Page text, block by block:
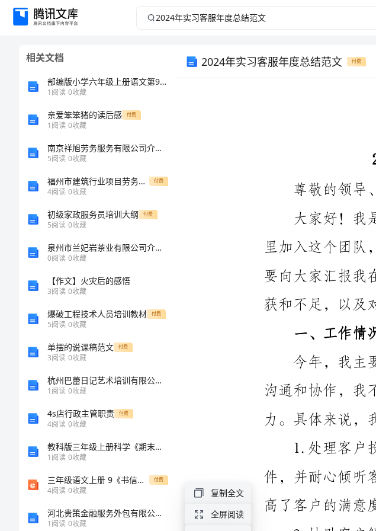
2024
相关文档
部编版小学六年级上册语文第9课《竹节人》课文原文及教案
1阅读 0收藏
亲爱笨笨猪的读后感 付费
1阅读 0收藏
南京祥旭劳务服务有限公司介绍企业发展分析报告
5阅读 0收藏
福州市建筑行业项目劳务人员实名制管理考核检查表 付费
4阅读 0收藏
初级家政服务员培训大纲 付费
5阅读 0收藏
泉州市兰妃岩茶业有限公司介绍企业发展分析报告
0阅读 0收藏
【作文】火灾后的感悟
3阅读 0收藏
爆破工程技术人员培训教材 付费
5阅读 0收藏
单摆的说课稿范文 付费
3阅读 0收藏
杭州巴蕾日记艺术培训有限公司介绍企业发展分析报告
1阅读 0收藏
4s店行政主管职责 付费
4阅读 0收藏
教科版三年级上册科学《期末测试卷》附答案（名师推荐）
1阅读 0收藏
三年级语文上册 9《书信》不用文字的书和信教学课件 北师大版 付费
4阅读 0收藏
河北贵策金融服务外包有限公司介绍企业发展分析报告
1阅读 0收藏
2024年实习客服年度总结范文 付费
一、工作情况和成果
复制全文
全屏阅读